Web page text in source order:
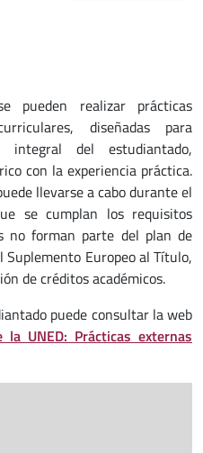
pueden realizar prácticas
diseñadas para
integral del estudiantado,
con la experiencia práctica.
llevarse a cabo durante el
se cumplan los requisitos
no forman parte del plan de
Europeo al Título,
de créditos académicos.
puede consultar la web
UNED: Prácticas externas